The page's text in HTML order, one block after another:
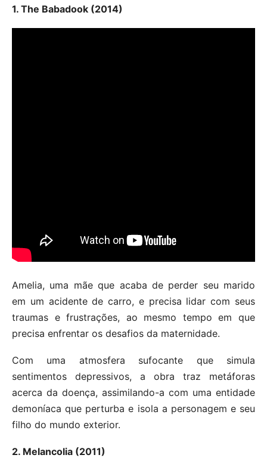
1. The Babadook (2014)
Amelia, uma mãe que acaba de perder seu marido
em um acidente de carro, e precisa lidar com seus
traumas e frustrações, ao mesmo tempo em que
precisa enfrentar os desafios da maternidade.
Com uma atmosfera sufocante que simula
sentimentos depressivos, a obra traz metáforas
acerca da doença, assimilando-a com uma entidade
demoníaca que perturba e isola a personagem e seu
filho do mundo exterior.
2. Melancolia (2011)